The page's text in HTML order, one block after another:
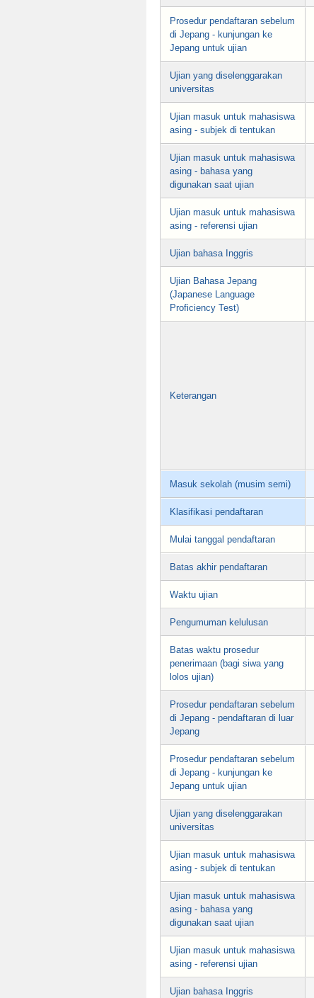
Prosedur pendaftaran sebelum
di Jepang - kunjungan ke
Jepang untuk ujian
Ujian yang diselenggarakan
universitas
Ujian masuk untuk mahasiswa
asing - subjek di tentukan
Ujian masuk untuk mahasiswa
asing - bahasa yang
digunakan saat ujian
Ujian masuk untuk mahasiswa
asing - referensi ujian
Ujian bahasa Inggris
Ujian Bahasa Jepang
(Japanese Language
Proficiency Test)
Keterangan
Masuk sekolah (musim semi)
Klasifikasi pendaftaran
Mulai tanggal pendaftaran
Batas akhir pendaftaran
Waktu ujian
Pengumuman kelulusan
Batas waktu prosedur
penerimaan (bagi siwa yang
lolos ujian)
Prosedur pendaftaran sebelum
di Jepang - pendaftaran di luar
Jepang
Prosedur pendaftaran sebelum
di Jepang - kunjungan ke
Jepang untuk ujian
Ujian yang diselenggarakan
universitas
Ujian masuk untuk mahasiswa
asing - subjek di tentukan
Ujian masuk untuk mahasiswa
asing - bahasa yang
digunakan saat ujian
Ujian masuk untuk mahasiswa
asing - referensi ujian
Ujian bahasa Inggris